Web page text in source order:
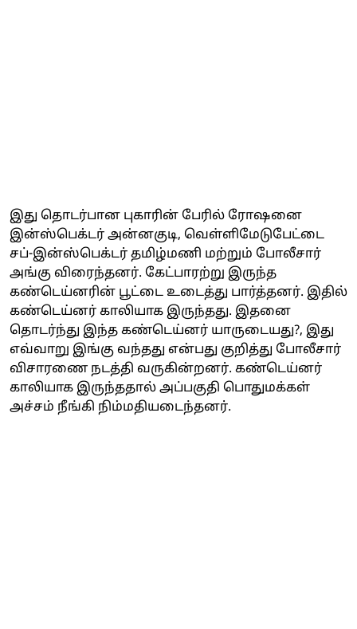
இது தொடர்பான புகாரின் பேரில் ரோஷனை
இன்ஸ்பெக்டர் அன்னகுடி, வெள்ளிமேடுபேட்டை
சப்-இன்ஸ்பெக்டர் தமிழ்மணி மற்றும் போலீசார்
அங்கு விரைந்தனர். கேட்பாரற்று இருந்த
கண்டெய்னரின் பூட்டை உடைத்து பார்த்தனர். இதில்
கண்டெய்னர் காலியாக இருந்தது. இதனை
தொடர்ந்து இந்த கண்டெய்னர் யாருடையது?, இது
எவ்வாறு இங்கு வந்தது என்பது குறித்து போலீசார்
விசாரணை நடத்தி வருகின்றனர். கண்டெய்னர்
காலியாக இருந்ததால் அப்பகுதி பொதுமக்கள்
அச்சம் நீங்கி நிம்மதியடைந்தனர்.